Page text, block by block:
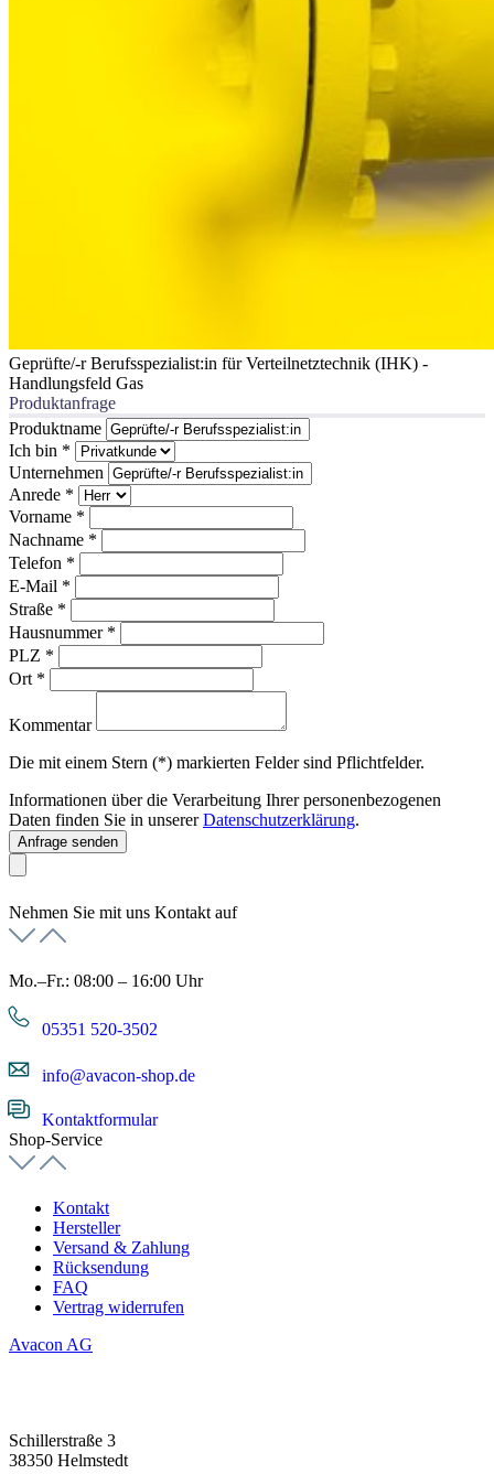
Geprüfte/-r Berufsspezialist:in für Verteilnetztechnik (IHK) -
Handlungsfeld Gas
Produktanfrage
Produktname
Ich bin *
Unternehmen
Anrede *
Vorname *
Nachname *
Telefon *
E-Mail *
Straße *
Hausnummer *
PLZ *
Ort *
Kommentar
Die mit einem Stern (*) markierten Felder sind Pflichtfelder.
Informationen über die Verarbeitung Ihrer personenbezogenen
Daten finden Sie in unsererDatenschutzerklärung.
Anfrage senden
Nehmen Sie mit uns Kontakt auf
Mo.–Fr.: 08:00 – 16:00 Uhr
05351 520-3502
info@avacon-shop.de
Kontaktformular
Shop-Service
Kontakt
Hersteller
Versand & Zahlung
Rücksendung
FAQ
Vertrag widerrufen
Avacon AG
Schillerstraße 3
38350 Helmstedt